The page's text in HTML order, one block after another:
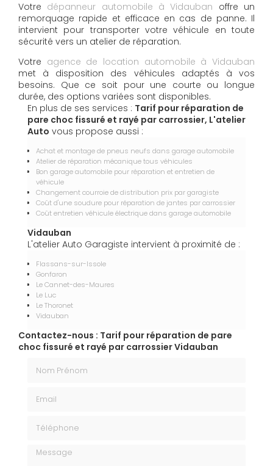
Votre dépanneur automobile à Vidauban offre un
remorquage rapide et efficace en cas de panne. Il
intervient pour transporter votre véhicule en toute
sécurité vers un atelier de réparation.
Votre agence de location automobile à Vidauban
met à disposition des véhicules adaptés à vos
besoins. Que ce soit pour une courte ou longue
durée, des options variées sont disponibles.
En plus de ses services : Tarif pour réparation de
pare choc fissuré et rayé par carrossier, L'atelier
Auto vous propose aussi :
Achat et montage de pneus neufs dans garage automobile
Atelier de réparation mécanique tous véhicules
Bon garage automobile pour réparation et entretien de
véhicule
Changement courroie de distribution prix par garagiste
Coût d'une soudure pour réparation de jantes par carrossier
Coût entretien véhicule électrique dans garage automobile
Vidauban
L'atelier Auto Garagiste intervient à proximité de :
Flassans-sur-Issole
Gonfaron
Le Cannet-des-Maures
Le Luc
Le Thoronet
Vidauban
Contactez-nous : Tarif pour réparation de pare
choc fissuré et rayé par carrossier Vidauban
Message